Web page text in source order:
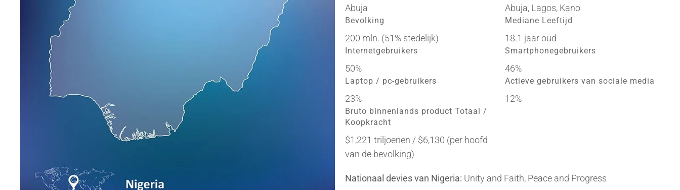
Abuja Abuja, Lagos, Kano
Bevolking
200 mln. (51% stedelijk)
Mediane Leeftijd
18.1 jaar oud
Internetgebruikers
50%
Smartphonegebruikers
46%
Laptop / pc-gebruikers
23%
Actieve gebruikers van sociale media
12%
Bruto binnenlands product Totaal /
Koopkracht
$1,221 triljoenen / $6,130 (per hoofd
van de bevolking)
Nationaal devies van Nigeria: Unity and Faith, Peace and Progress